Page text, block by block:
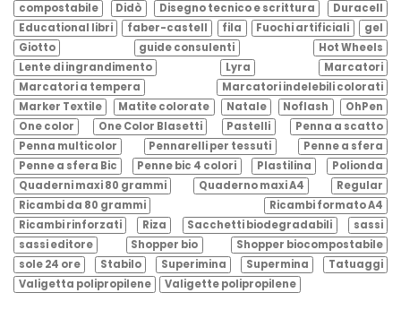
compostabile
Didò Disegno tecnico e scrittura
Duracell
Educational libri
faber-castell fila Fuochi artificiali
gel
Giotto
guide consulenti
Hot Wheels
Lente di ingrandimento
Lyra
Marcatori
Marcatori a tempera
Marcatori indelebili colorati
Marker Textile
Matite colorate Natale Noflash
OhPen
One color
One Color Blasetti Pastelli
Penna a scatto
Penna multicolor
Pennarelli per tessuti
Penne a sfera
Penne a sfera Bic
Penne bic 4 colori Plastilina
Polionda
Quaderni maxi 80 grammi
Quaderno maxi A4
Regular
Ricambi da 80 grammi
Ricambi formato A4
Ricambi rinforzati
Riza Sacchetti biodegradabili
sassi
sassi editore
Shopper bio
Shopper biocompostabile
sole 24 ore
Stabilo Superimina Supermina
Tatuaggi
Valigetta polipropilene
Valigette polipropilene